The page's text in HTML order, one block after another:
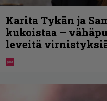
Karita Tykän ja
kukoistaa –
leveitä